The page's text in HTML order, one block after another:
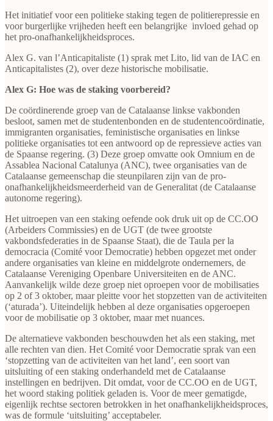
Het initiatief voor een politieke staking tegen de politierepressie en
voor burgerlijke vrijheden heeft een belangrijke invloed gehad op
het pro-onafhankelijkheidsproces.
Alex G. van l’Anticapitaliste (1) sprak met Lito, lid van de IAC en
Anticapitalistes (2), over deze historische mobilisatie.
Alex G: Hoe was de staking voorbereid?
De coördinerende groep van de Catalaanse linkse vakbonden
besloot, samen met de studentenbonden en de studentencoördinatie,
immigranten organisaties, feministische organisaties en linkse
politieke organisaties tot een antwoord op de repressieve acties van
de Spaanse regering. (3) Deze groep omvatte ook Omnium en de
Assablea Nacional Catalunya (ANC), twee organisaties van de
Catalaanse gemeenschap die steunpilaren zijn van de pro-
onafhankelijkheidsmeerderheid van de Generalitat (de Catalaanse
autonome regering).
Het uitroepen van een staking oefende ook druk uit op de CC.OO
(Arbeiders Commissies) en de UGT (de twee grootste
vakbondsfederaties in de Spaanse Staat), die de Taula per la
democracia (Comité voor Democratie) hebben opgezet met onder
andere organisaties van kleine en middelgrote ondernemers, de
Catalaanse Vereniging Openbare Universiteiten en de ANC.
Aanvankelijk wilde deze groep niet oproepen voor de mobilisaties
op 2 of 3 oktober, maar pleitte voor het stopzetten van de activiteiten
(‘aturada’). Uiteindelijk hebben al deze organisaties opgeroepen
voor de mobilisatie op 3 oktober, maar met nuances.
De alternatieve vakbonden beschouwden het als een staking, met
alle rechten van dien. Het Comité voor Democratie sprak van een
‘stopzetting van de activiteiten van het land’, een soort van
uitsluiting of een staking onderhandeld met de Catalaanse
instellingen en bedrijven. Dit omdat, voor de CC.OO en de UGT,
het woord staking politiek geladen is. Voor de meer gematigde,
eigenlijk rechtse sectoren betrokken in het onafhankelijkheidsproces,
was de formule ‘uitsluiting’ acceptabeler.